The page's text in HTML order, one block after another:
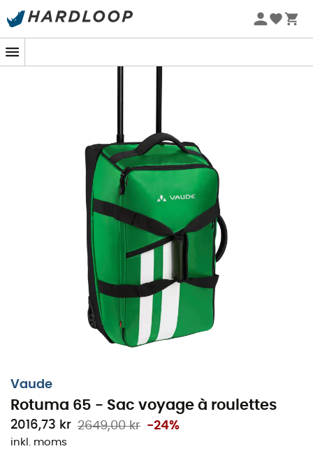
Sommarerbjudanden 🔥 -5 % EXTRA vid köp av 2 produkter*
Vaude
Rotuma 65 - Sac voyage à roulettes
2016,73 kr 2649,00 kr -24%
inkl. moms